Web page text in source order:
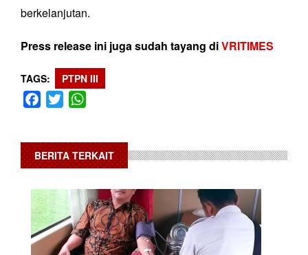
berkelanjutan.
Press release ini juga sudah tayang diVRITIMES
TAGS PTPN III
Facebook
Twitter
BERITA TERKAIT